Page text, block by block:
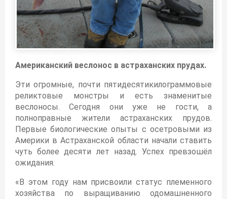
Американский веслонос в астраханских прудах.
Эти огромные, почти пятидесятикилограммовые
реликтовые монстры и есть знаменитые
веслоносы. Сегодня они уже не гости, а
полноправные жители астраханских прудов.
Первые биологические опыты с осетровыми из
Америки в Астраханской области начали ставить
чуть более десяти лет назад. Успех превзошёл
ожидания.
«В этом году нам присвоили статус племенного
хозяйства по выращиванию одомашненного